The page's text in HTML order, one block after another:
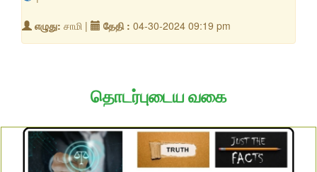
எழுது: சாமி | தேதி : 04-30-2024 09:19 pm
தொடர்புடைய வகை